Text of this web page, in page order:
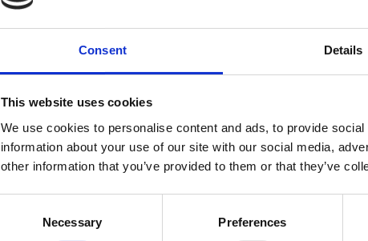
Consent Details
This website uses cookies
We use cookies to personalise content and ads, to provide
information about your use of our site with our social media,
other information that you’ve provided to them or that they’ve
Necessary Preferences
Som et nyt tiltag og for at give mere værdi for de af vores
Arrangementet afholdes tirsdag den 29 august og er
18.15 – 18.30Ankomst og netværk